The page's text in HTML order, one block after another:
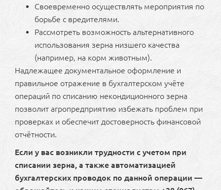
Своевременно осуществлять мероприятия по
борьбе с вредителями.
Рассмотреть возможность альтернативного
использования зерна низшего качества
(например, на корм животным).
Надлежащее документальное оформление и
правильное отражение в бухгалтерском учёте
операций по списанию некондиционного зерна
позволит агропредприятию избежать проблем при
проверках и обеспечит достоверность финансовой
отчётности.
Если у вас возникли трудности с учетом при
списании зерна, а также автоматизацией
бухгалтерских проводок по данной операции —